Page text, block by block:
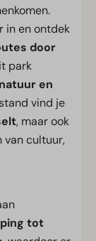
in en ontdek
door
park
natuur en
vind je
, maar ook
van cultuur,
tot